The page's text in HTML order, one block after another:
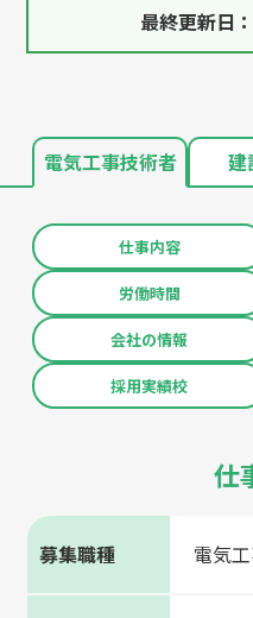
最終更新日
電気工事技術者 建
仕事内容
労働時間
会社の情報
採用実績校
仕
募集職種 電気